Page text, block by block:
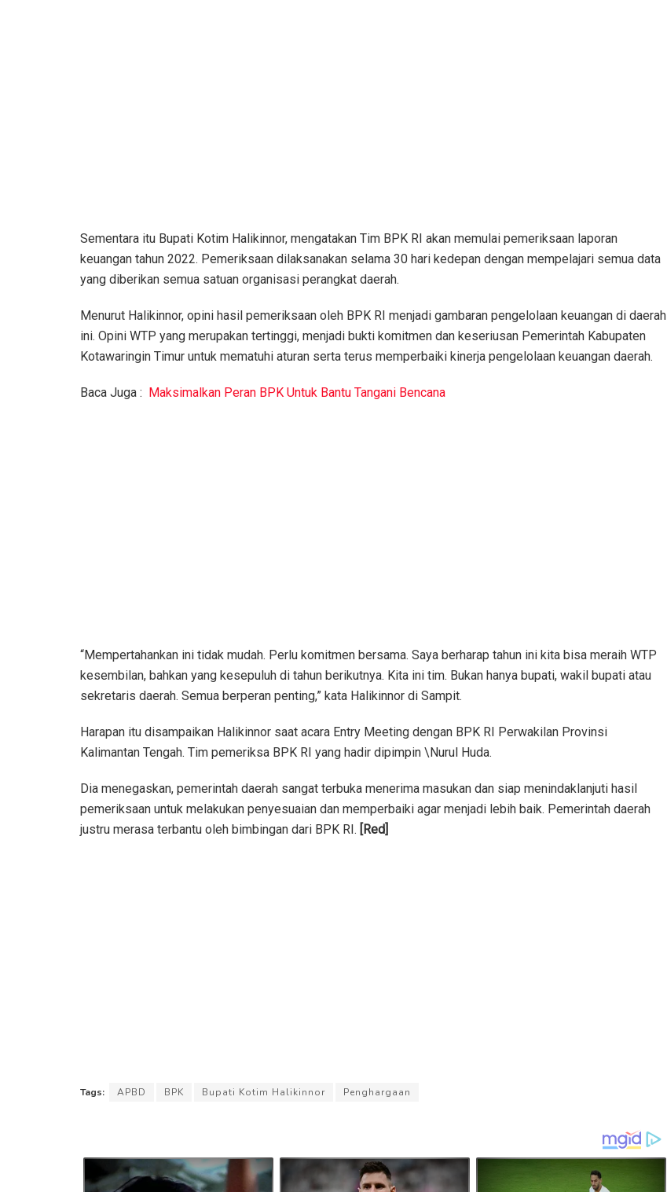
Sementara itu Bupati Kotim Halikinnor, mengatakan Tim BPK RI akan memulai pemeriksaan laporan
keuangan tahun 2022. Pemeriksaan dilaksanakan selama 30 hari kedepan dengan mempelajari semua data
yang diberikan semua satuan organisasi perangkat daerah.
Menurut Halikinnor, opini hasil pemeriksaan oleh BPK RI menjadi gambaran pengelolaan keuangan di daerah
ini. Opini WTP yang merupakan tertinggi, menjadi bukti komitmen dan keseriusan Pemerintah Kabupaten
Kotawaringin Timur untuk mematuhi aturan serta terus memperbaiki kinerja pengelolaan keuangan daerah.
Baca Juga : Maksimalkan Peran BPK Untuk Bantu Tangani Bencana
“Mempertahankan ini tidak mudah. Perlu komitmen bersama. Saya berharap tahun ini kita bisa meraih WTP
kesembilan, bahkan yang kesepuluh di tahun berikutnya. Kita ini tim. Bukan hanya bupati, wakil bupati atau
sekretaris daerah. Semua berperan penting,” kata Halikinnor di Sampit.
Harapan itu disampaikan Halikinnor saat acara Entry Meeting dengan BPK RI Perwakilan Provinsi
Kalimantan Tengah. Tim pemeriksa BPK RI yang hadir dipimpin \Nurul Huda.
Dia menegaskan, pemerintah daerah sangat terbuka menerima masukan dan siap menindaklanjuti hasil
pemeriksaan untuk melakukan penyesuaian dan memperbaiki agar menjadi lebih baik. Pemerintah daerah
justru merasa terbantu oleh bimbingan dari BPK RI. [Red]
Tags: APBD BPK Bupati Kotim Halikinnor Penghargaan